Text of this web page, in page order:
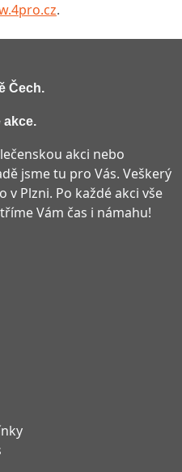
.
Čech.
akce.
akci nebo
jsme tu pro Vás. Veškerý
Plzni. Po každé akci vše
Vám čas i námahu!